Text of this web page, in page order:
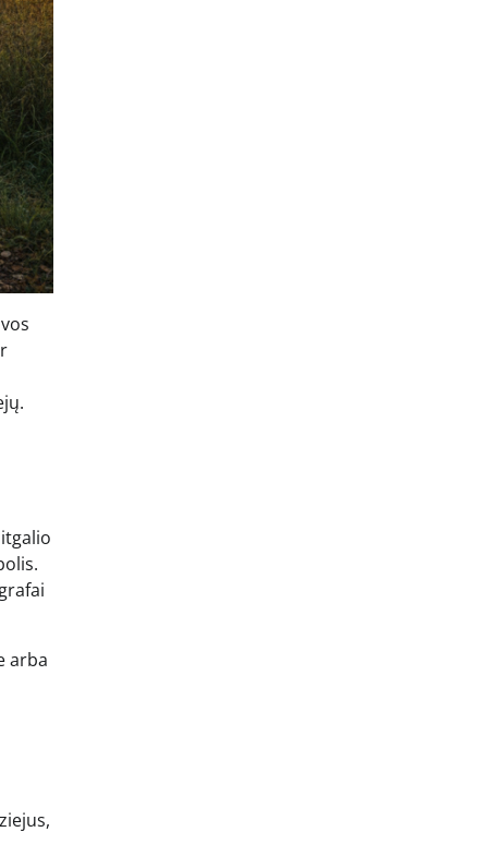
arba